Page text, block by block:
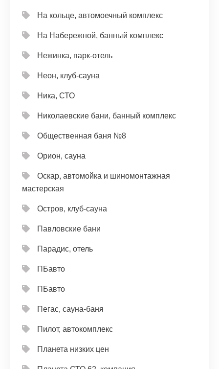
На кольце, автомоечный комплекс
На Набережной, банный комплекс
Нежинка, парк-отель
Неон, клуб-сауна
Ника, СТО
Николаевские бани, банный комплекс
Общественная баня №8
Орион, сауна
Оскар, автомойка и шиномонтажная
мастерская
Остров, клуб-сауна
Павловские бани
Парадис, отель
ПБавто
ПБавто
Пегас, сауна-баня
Пилот, автокомплекс
Планета низких цен